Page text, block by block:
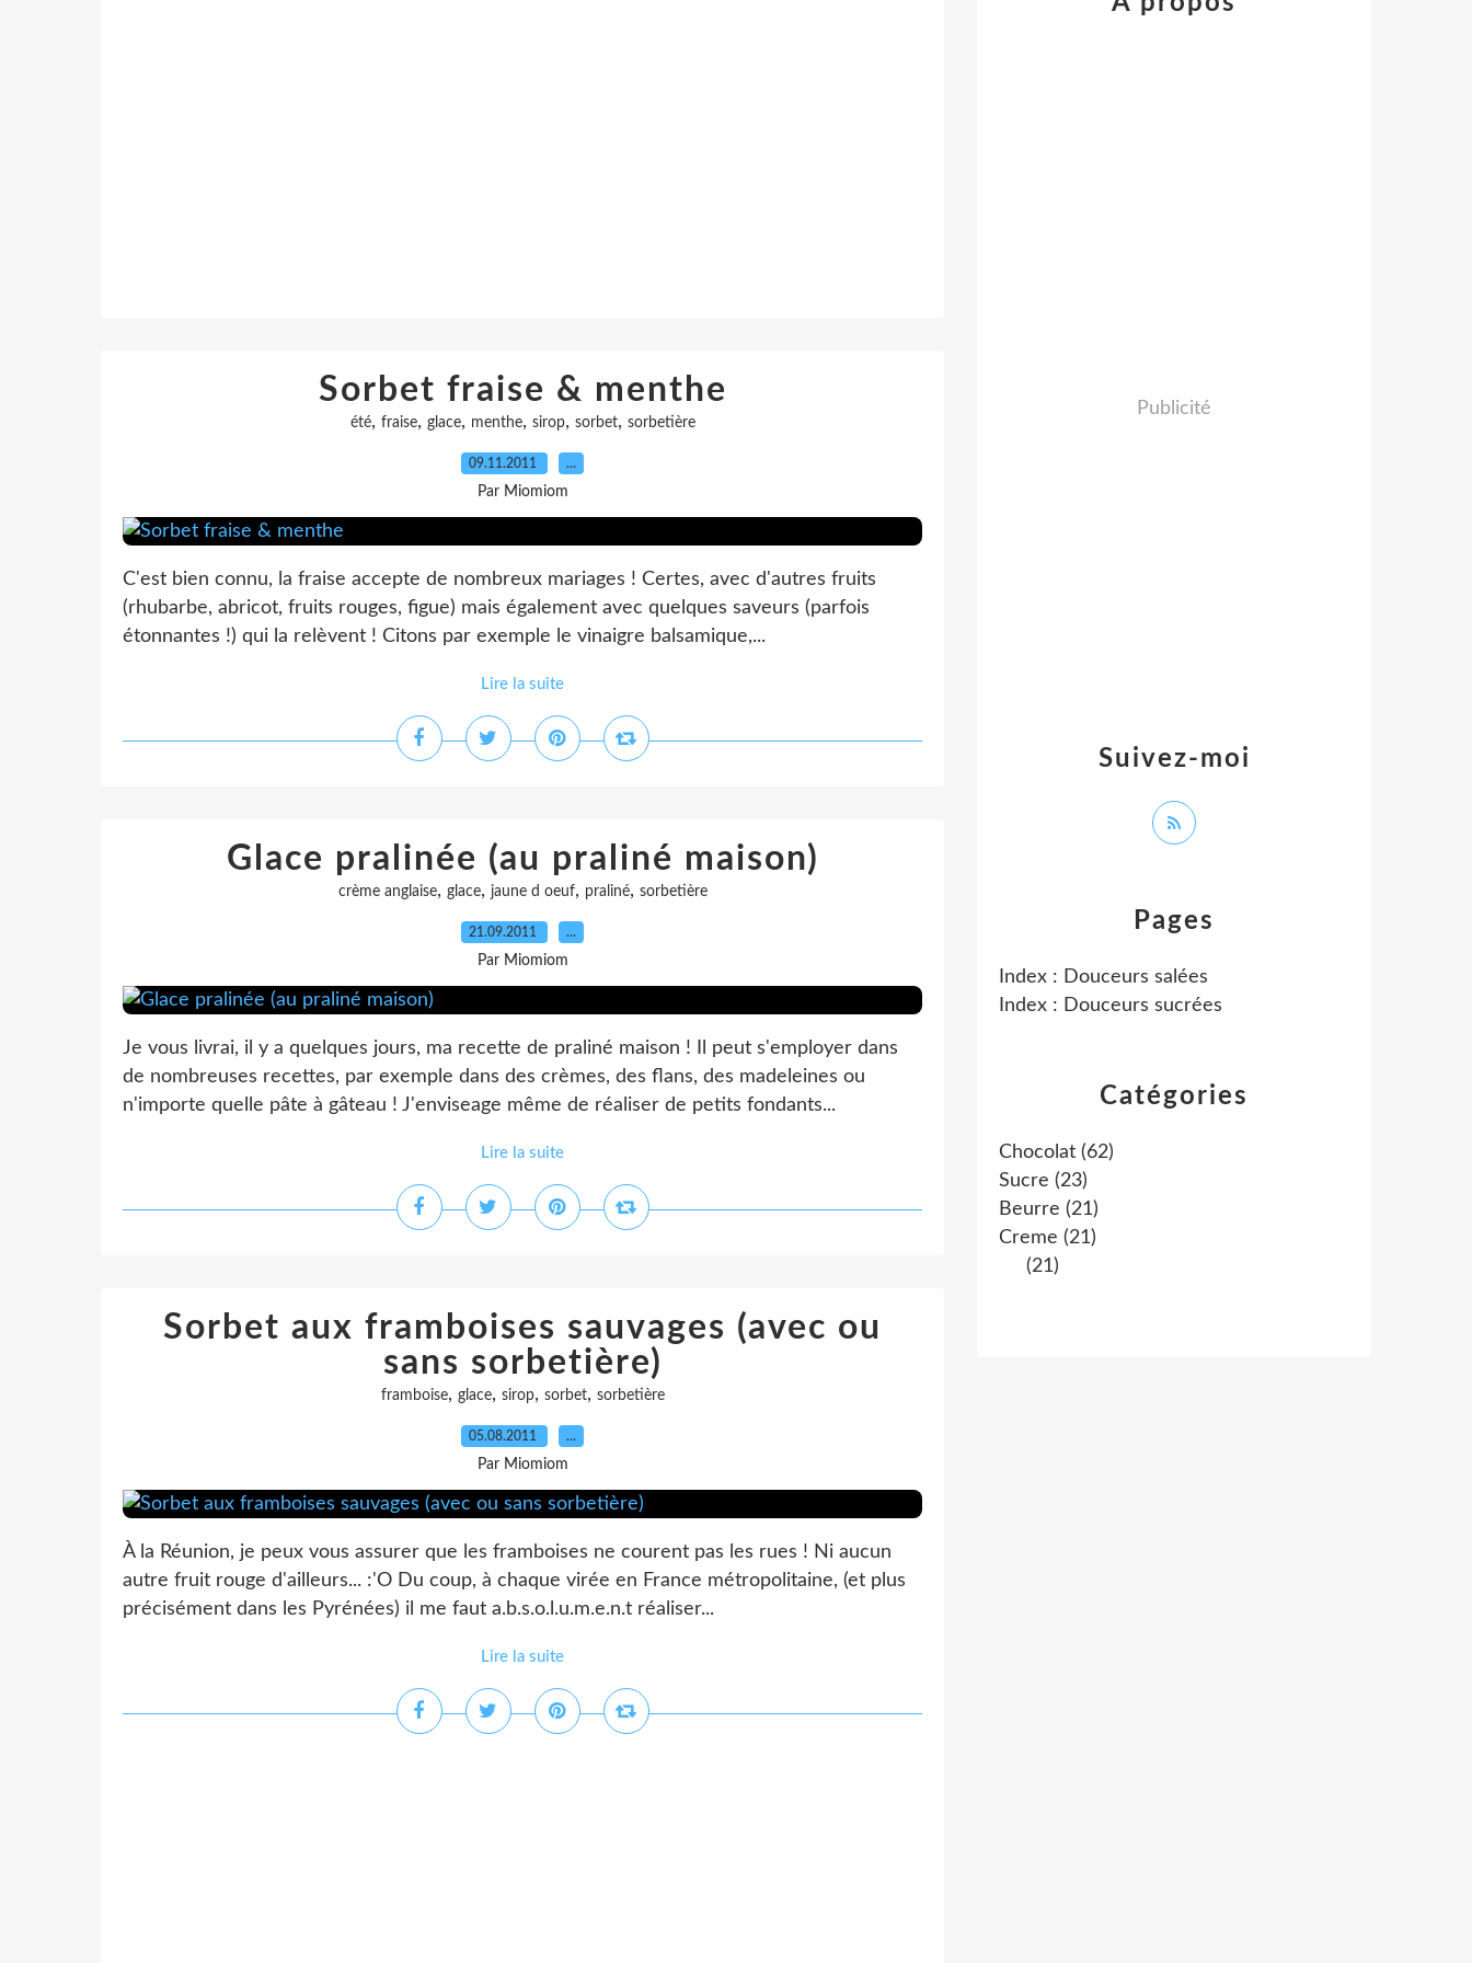
Sorbet fraise & menthe
été, fraise, glace, menthe, sirop, sorbet, sorbetière
09.11.2011 …
Par Miomiom
C'est bien connu, la fraise accepte de nombreux mariages ! Certes, avec d'autres fruits
(rhubarbe, abricot, fruits rouges, figue) mais également avec quelques saveurs (parfois
étonnantes !) qui la relèvent ! Citons par exemple le vinaigre balsamique,...
Lire la suite
Glace pralinée (au praliné maison)
crème anglaise, glace, jaune d oeuf, praliné, sorbetière
21.09.2011 …
Par Miomiom
Je vous livrai, il y a quelques jours, ma recette de praliné maison ! Il peut s'employer dans
de nombreuses recettes, par exemple dans des crèmes, des flans, des madeleines ou
n'importe quelle pâte à gâteau ! J'enviseage même de réaliser de petits fondants...
Lire la suite
Sorbet aux framboises sauvages (avec ou
sans sorbetière)
framboise, glace, sirop, sorbet, sorbetière
05.08.2011 …
Par Miomiom
À la Réunion, je peux vous assurer que les framboises ne courent pas les rues ! Ni aucun
autre fruit rouge d'ailleurs... :'O Du coup, à chaque virée en France métropolitaine, (et plus
précisément dans les Pyrénées) il me faut a.b.s.o.l.u.m.e.n.t réaliser...
Lire la suite
Catégories
Chocolat (62)
Sucre (23)
Beurre (21)
Creme (21)
(21)
Pages
Index : Douceurs salées
Index : Douceurs sucrées
Suivez-moi
Publicité